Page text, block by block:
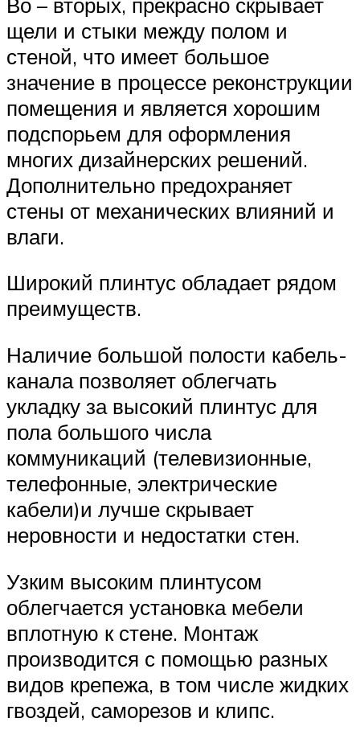
щели и стыки между полом и
стеной, что имеет большое
значение в процессе реконструкции
помещения и является хорошим
подспорьем для оформления
многих дизайнерских решений.
Дополнительно предохраняет
стены от механических влияний и
влаги.
Широкий плинтус обладает рядом
преимуществ.
Наличие большой полости кабель-
канала позволяет облегчать
укладку за высокий плинтус для
пола большого числа
коммуникаций (телевизионные,
телефонные, электрические
кабели)и лучше скрывает
неровности и недостатки стен.
Узким высоким плинтусом
облегчается установка мебели
вплотную к стене. Монтаж
производится с помощью разных
видов крепежа, в том числе жидких
гвоздей, саморезов и клипс.